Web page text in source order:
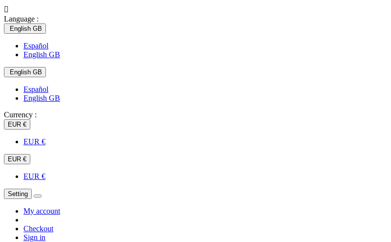

Language :
English GB
Español
English GB
English GB
Español
English GB
Currency :
EUR €
EUR €
EUR €
EUR €
Setting
My account
Checkout
Sign in